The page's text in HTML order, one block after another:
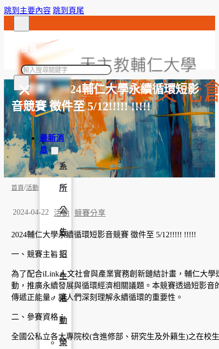
跳到主要內容 跳到頁尾
搜尋
搜
×
最新消
息
系
所
公
告
招
生
活
動
榮
【競賽】2024輔仁大學永續循環短影
音競賽 徵件至 5/12!!!!! !!!!!
首頁/活動
2024-04-22 活動 競賽分享
2024輔仁大學永續循環短影音競賽 徵件至 5/12!!!!! !!!!!
一、競賽主旨：
為了配合iLink人文社會與產業實務創新鏈結計畫，輔仁大
動，推廣永續發展與循環經濟相關議題。本競賽透過短影
傳遞正能量，讓人們深刻理解永續循環的重要性。
二、參賽資格：
全國公私立各大專院校(含進修部、研究生及外籍生)之在校